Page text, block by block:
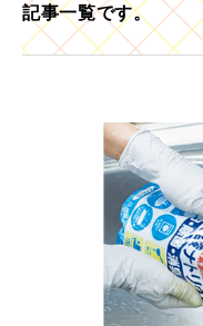
記事一覧です。